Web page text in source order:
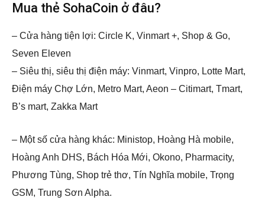
Mua thẻ SohaCoin ở đâu?
– Cửa hàng tiện lợi: Circle K, Vinmart +, Shop & Go,
Seven Eleven
– Siêu thị, siêu thị điện máy: Vinmart, Vinpro, Lotte Mart,
Điện máy Chợ Lớn, Metro Mart, Aeon – Citimart, Tmart,
B’s mart, Zakka Mart
– Một số cửa hàng khác: Ministop, Hoàng Hà mobile,
Hoàng Anh DHS, Bách Hóa Mới, Okono, Pharmacity,
Phương Tùng, Shop trẻ thơ, Tín Nghĩa mobile, Trọng
GSM, Trung Sơn Alpha.